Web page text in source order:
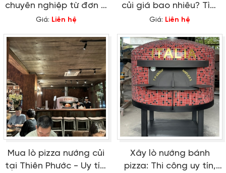
chuyên nghiệp từ đơn vị
uy tín hàng đầu
Giá: Liên hệ
củi giá bao nhiêu? Tìm
hiểu ngay!
Giá: Liên hệ
Mua lò pizza nướng củi
tại Thiên Phước - Uy tín,
Xây lò nướng bánh
pizza: Thi công uy tín,